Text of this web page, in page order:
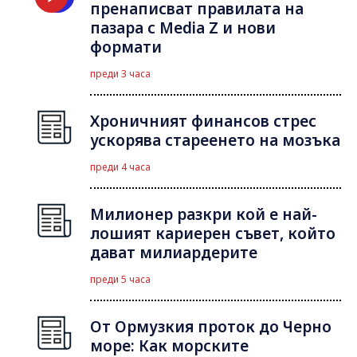
пренаписват правилата на
пазара с Media Z и нови
формати
преди 3 часа
Хроничният финансов стрес
ускорява стареенето на мозъка
преди 4 часа
Милионер разкри кой е най-
лошият кариерен съвет, който
дават милиардерите
преди 5 часа
От Ормузкия проток до Черно
море: Как морските